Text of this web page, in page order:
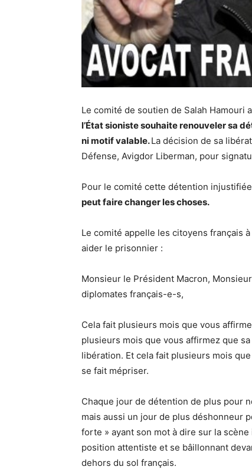
Le comité de soutien de Salah
l’État sioniste souhaite renouveler sa
ni motif valable.La décision de sa
Défense, Avigdor Liberman, pour
Pour le comité cette détention
peut faire changer les choses.
Le comité appelle les citoyens français
aider le prisonnier :
Monsieur le Président Macron,
diplomates français-e-s,
Cela fait plusieurs mois que vous
plusieurs mois que vous affirmez que
libération. Et cela fait plusieurs mois
se fait mépriser.
Chaque jour de détention de plus pour
mais aussi un jour de plus déshonneur
forte » ayant son mot à dire sur la
position attentiste et se bâillonnant
dehors du sol français.